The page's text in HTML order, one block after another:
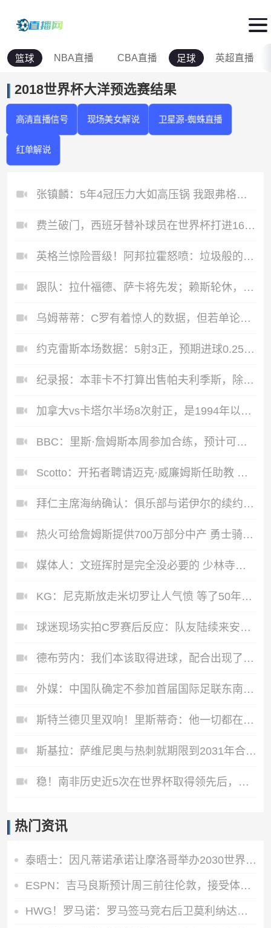
篮球 NBA直播 CBA直播 足球 英超直播
2018世界杯大洋预选赛结果
高清直播信号 现场美女解说 卫星源-蜘蛛直播
红单解说
张镇麟：5年4冠压力大如高压锅 我跟弗格一起的时间比他老婆都长
费兰破门，西班牙替补球员在世界杯打进16球，并列历史第二
英格兰惊险晋级！阿邦拉霍怒喷：垃圾般的表现，我实在开心不起来
跟队：拉什福德、萨卡将先发；赖斯轮休，贝林与安德森搭档中场
乌姆蒂蒂：C罗有着惊人的数据，但若单论足球本身选梅西毫无悬念
约克雷斯本场数据：5射3正，预期进球0.25，2关键传球，评分6.7
纪录报：本菲卡不打算出售帕夫利季斯，除非有一份无法拒绝的报价
加拿大vs卡塔尔半场8次射正，是1994年以来世界杯单场上半场纪录
BBC：里斯·詹姆斯本周参加合练，预计可出战对阵挪威的1/4决赛
Scotto：开拓者聘请迈克·威廉姆斯任助教 其曾在爵士、奇才任职
拜仁主席海纳确认：俱乐部与诺伊尔的续约谈判目前进展非常顺利
热火可给詹姆斯提供700万部分中产 勇士骑士76人等目前都只有底薪
媒体人：文班挥肘是完全没必要的 少林寺最重要的修身养性忘了吗
KG：尼克斯放走米切罗让人气愤 等了50年才夺冠竟直接拆散阵容
球迷现场实拍C罗赛后反应：队友陆续来安慰 强忍泪水4分钟后泪崩
德布劳内：我们本该取得进球，配合出现了几次失误，运气也差了点
外媒：中国队确定不参加首届国际足联东南亚杯，将出战邀请赛
斯特兰德贝里双响！里斯蒂奇：他一切都在变好，要向更好的方向
斯基拉：萨维尼奥与热刺就期限到2031年合同达成原则协议
稳！南非历史近5次在世界杯取得领先后，均能够最终获胜
热门资讯
泰晤士：因凡蒂诺承诺让摩洛哥举办2030世界杯决赛，以换取支持
ESPN：吉马良斯预计周三前往伦敦，接受体检并与阿森纳签约
HWG！罗马诺：罗马签马竞右后卫莫利纳达成协议，总价1800万欧